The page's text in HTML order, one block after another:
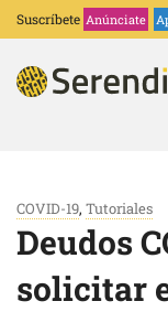
Suscríbete Anúnciate
COVID-19, Tutoriales
Deudos
solicitar